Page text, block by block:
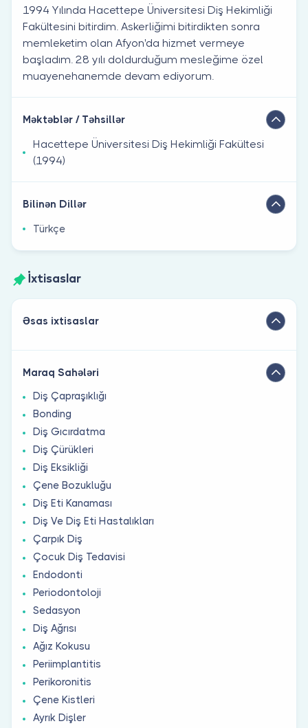
1994 Yılında Hacettepe Üniversitesi Diş Hekimliği
Fakültesini bitirdim. Askerliğimi bitirdikten sonra
memleketim olan Afyon'da hizmet vermeye
başladım. 28 yılı doldurduğum mesleğime özel
muayenehanemde devam ediyorum.
Məktəblər / Təhsillər
Hacettepe Üniversitesi Diş Hekimliği Fakültesi
(1994)
Bilinən Dillər
Türkçe
İxtisaslar
Əsas ixtisaslar
Maraq Sahələri
Diş Çapraşıklığı
Bonding
Diş Gıcırdatma
Diş Çürükleri
Diş Eksikliği
Çene Bozukluğu
Diş Eti Kanaması
Diş Ve Diş Eti Hastalıkları
Çarpık Diş
Çocuk Diş Tedavisi
Endodonti
Periodontoloji
Sedasyon
Diş Ağrısı
Ağız Kokusu
Periimplantitis
Perikoronitis
Çene Kistleri
Ayrık Dişler